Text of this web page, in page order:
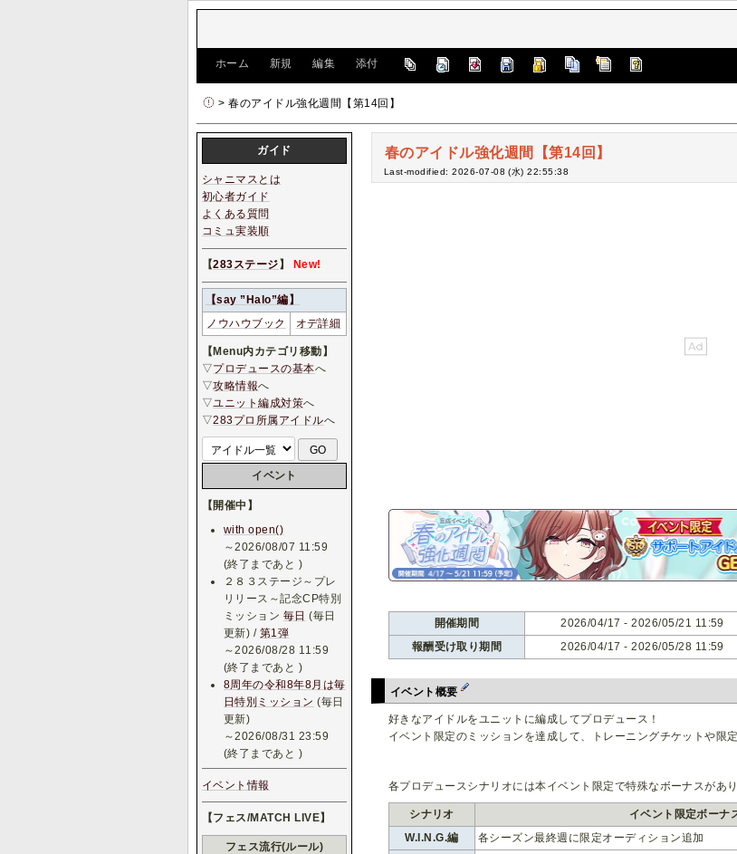
ホーム 新規 編集 添付
> 春のアイドル強化週間【第14回】
春のアイドル強化週間【第14回】
Last-modified: 2026-07-08 (水) 22:55:38
開催期間
2026/04/17 - 2026/05/21 11:59
報酬受け取り期間
2026/04/17 - 2026/05/28 11:59
イベント概要
好きなアイドルをユニットに編成してプロデュース！
イベント限定のミッションを達成して、トレーニングチケットや限
各プロデュースシナリオには本イベント限定で特殊なボーナスがあり
シナリオ
イベント限定ボーナ
W.I.N.G.編
各シーズン最終週に限定オーディション追加
ガイド
シャニマスとは
初心者ガイド
よくある質問
コミュ実装順
【283ステージ 】 New!
【say ”Halo”編】
ノウハウブック
オデ詳細
【Menu内カテゴリ移動】
▽プロデュースの基本へ
▽攻略情報へ
▽ユニット編成対策へ
▽283プロ所属アイドルへ
イベント
【開催中】
with open()
～2026/08/07 11:59
(終了まであと )
２８３ステージ～プレ
リリース～記念CP特別
ミッション 毎日 (毎日
更新) / 第1弾
～2026/08/28 11:59
(終了まであと )
8周年の令和8年8月は毎
日特別ミッション (毎日
更新)
～2026/08/31 23:59
(終了まであと )
イベント情報
【フェス/MATCH LIVE】
フェス流行(ルール)